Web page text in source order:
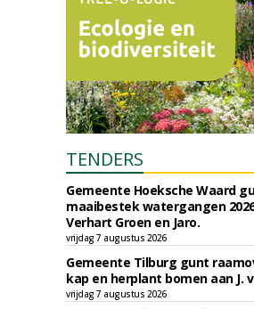
TENDERS
Gemeente Hoeksche Waard
maaibestek watergangen
Verhart Groen en Jaro.
vrijdag 7 augustus 2026
Gemeente Tilburg gunt
kap en herplant bomen aan J.
vrijdag 7 augustus 2026